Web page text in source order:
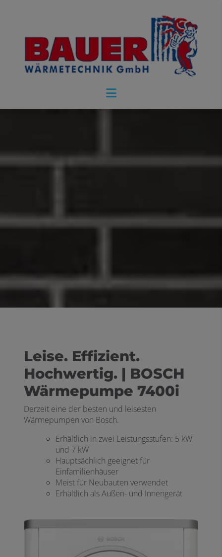
Leise. Effizient.
Hochwertig. | BOSCH
Wärmepumpe 7400i
Derzeit eine der besten und leisesten
Wärmepumpen von Bosch.
Erhältlich in zwei Leistungsstufen: 5 kW
und 7 kW
Hauptsächlich geeignet für
Einfamilienhäuser
Meist für Neubauten verwendet
Erhältlich als Außen- und Innengerät